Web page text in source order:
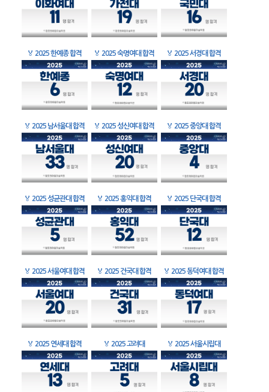
🏅 2025 한예종 합격 🏅 2025 숙명여대 합격 🏅 2025 서경대 합격
🏅 2025 남서울대 합격 🏅 2025 성신여대 합격 🏅 2025 중앙대 합격
🏅 2025 성균관대 합격 🏅 2025 홍익대 합격 🏅 2025 단국대 합격
🏅 2025 서울여대 합격 🏅 2025 건국대 합격 🏅 2025 동덕여대 합격
🏅 2025 연세대 합격 🏅 2025 고려대 🏅 2025 서울시립대